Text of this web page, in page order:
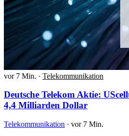
vor 7 Min. · Telekommunikation
Deutsche Telekom Aktie:
4,4 Milliarden Dollar
Telekommunikation · vor 7 Min.